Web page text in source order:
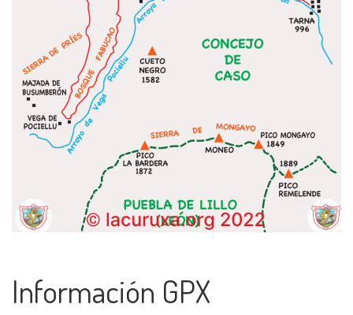
Información GPX